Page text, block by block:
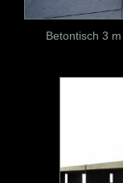
Betontisch 3